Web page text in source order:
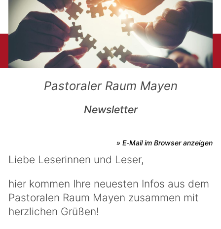
Pastoraler Raum Mayen
Newsletter
» E-Mail im Browser anzeigen
Liebe Leserinnen und Leser,
hier kommen Ihre neuesten Infos aus dem
Pastoralen Raum Mayen zusammen mit
herzlichen Grüßen!